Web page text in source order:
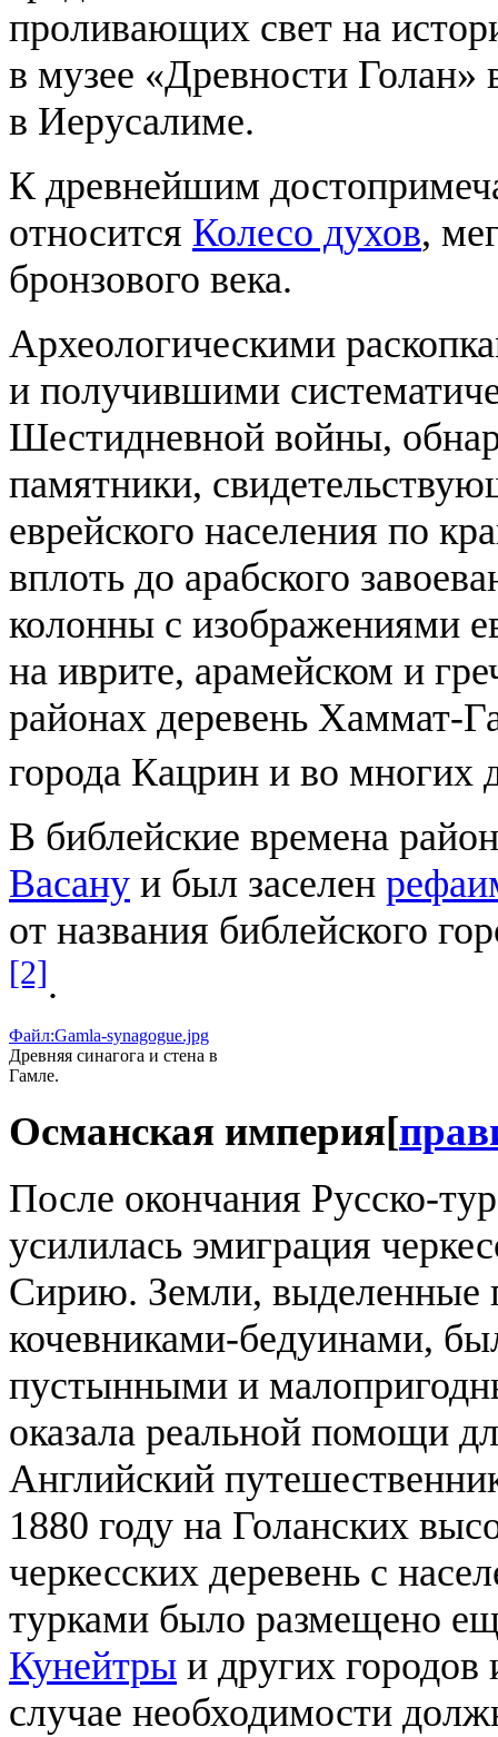
проливающих свет на
в музее «Древности Голан»
в Иерусалиме.
К древнейшим
относится Колесо духов,
бронзового века.
Археологическими
и получившими
Шестидневной войны,
памятники,
еврейского населения по
вплоть до арабского
колонны с изображениями
на иврите, арамейском и
районах деревень Хаммат-
города Кацрин и во многих
В библейские времена
Васану и был заселен
от названия библейского
[2].
Файл:Gamla-synagogue.jpg
Древняя синагога и стена в
Гамле.
Османская империя[
После окончания Русско-
усилилась эмиграция
Сирию. Земли, выделенные
кочевниками-бедуинами,
пустынными и
оказала реальной помощи
Английский
1880 году на Голанских
черкесских деревень с
турками было размещено
Кунейтры и других
случае необходимости